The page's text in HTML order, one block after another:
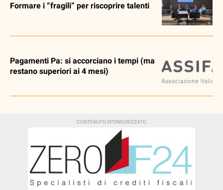
Formare i “fragili” per riscoprire talenti
Pagamenti Pa: si accorciano i tempi (ma
restano superiori ai 4 mesi)